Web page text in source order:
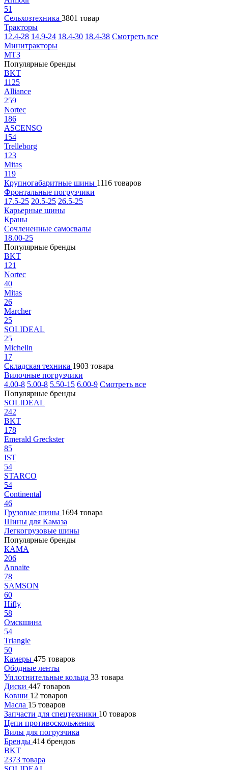
51
Сельхозтехника 3801 товар
Тракторы
12.4-28 14.9-24 18.4-30 18.4-38 Смотреть все
Минитракторы
МТЗ
Популярные бренды
BKT
1125
Alliance
259
Nortec
186
ASCENSO
154
Trelleborg
123
Mitas
119
Крупногабаритные шины 1116 товаров
Фронтальные погрузчики
17.5-25 20.5-25 26.5-25
Карьерные шины
Краны
Сочлененные самосвалы
18.00-25
Популярные бренды
BKT
121
Nortec
40
Mitas
26
Marcher
25
SOLIDEAL
25
Michelin
17
Складская техника 1903 товара
Вилочные погрузчики
4.00-8 5.00-8 5.50-15 6.00-9 Смотреть все
Популярные бренды
SOLIDEAL
242
BKT
178
Emerald Greckster
85
IST
54
STARCO
54
Continental
46
Грузовые шины 1694 товара
Шины для Камаза
Легкогрузовые шины
Популярные бренды
КАМА
206
Annaite
78
SAMSON
60
Hifly
58
Омскшина
54
Triangle
50
Камеры 475 товаров
Ободные ленты
Уплотнительные кольца 33 товара
Диски 447 товаров
Ковши 12 товаров
Масла 15 товаров
Запчасти для спецтехники 10 товаров
Цепи противоскольжения
Вилы для погрузчика
Бренды 414 брендов
BKT
2373 товара